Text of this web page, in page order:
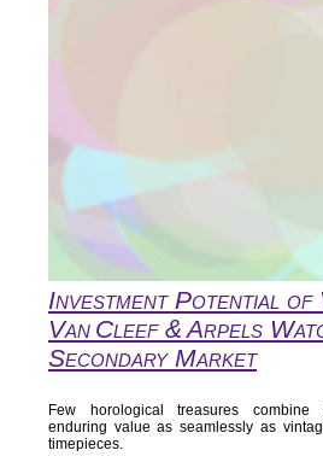
Investment Potential of
Van Cleef & Arpels
Secondary Market
Few horological treasures
enduring value as seamlessly as
timepieces.